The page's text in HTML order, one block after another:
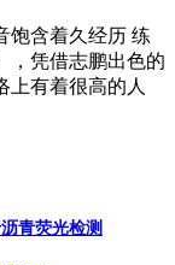
饱含着久经历 练
，凭借志鹏出色的
上有着很高的人
青荧光检测